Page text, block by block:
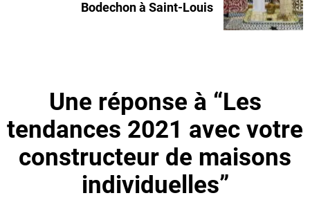
Bodechon à Saint-Louis
Une réponse à “Les
tendances 2021 avec votre
constructeur de maisons
individuelles”